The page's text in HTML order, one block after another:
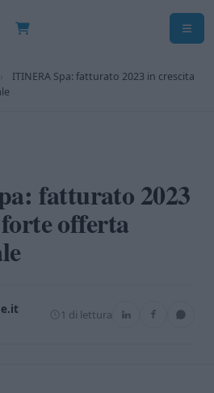
›
ITINERA Spa: fatturato 2023 in crescita
fatturato 2023
offerta
1 di lettura